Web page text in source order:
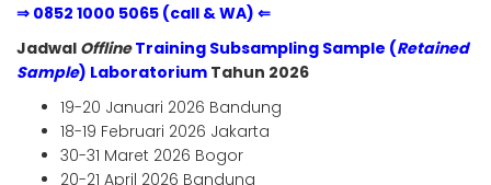
⇒ 0852 1000 5065 (call & WA) ⇐
Jadwal OfflineTraining Subsampling Sample (Retained
Sample) Laboratorium Tahun 2026
19-20 Januari 2026 Bandung
18-19 Februari 2026 Jakarta
30-31 Maret 2026 Bogor
20-21 April 2026 Bandung